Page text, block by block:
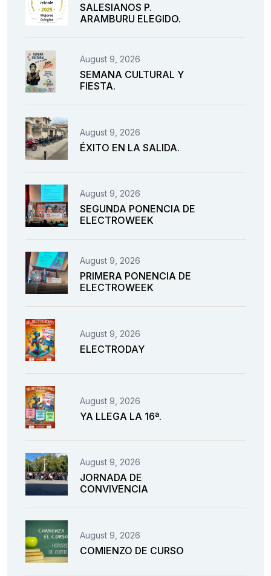
SALESIANOS P.
ARAMBURU ELEGIDO.
August 9, 2026
SEMANA CULTURAL Y
FIESTA.
August 9, 2026
ÉXITO EN LA SALIDA.
August 9, 2026
SEGUNDA PONENCIA DE
ELECTROWEEK
August 9, 2026
PRIMERA PONENCIA DE
ELECTROWEEK
August 9, 2026
ELECTRODAY
August 9, 2026
YA LLEGA LA 16ª.
August 9, 2026
JORNADA DE
CONVIVENCIA
August 9, 2026
COMIENZO DE CURSO